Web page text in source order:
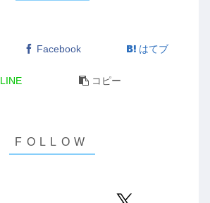
Facebook はてブ
LINE コピー